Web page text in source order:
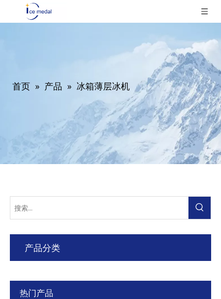
首页 » 产品 » 冰箱薄层冰机
产品分类
热门产品